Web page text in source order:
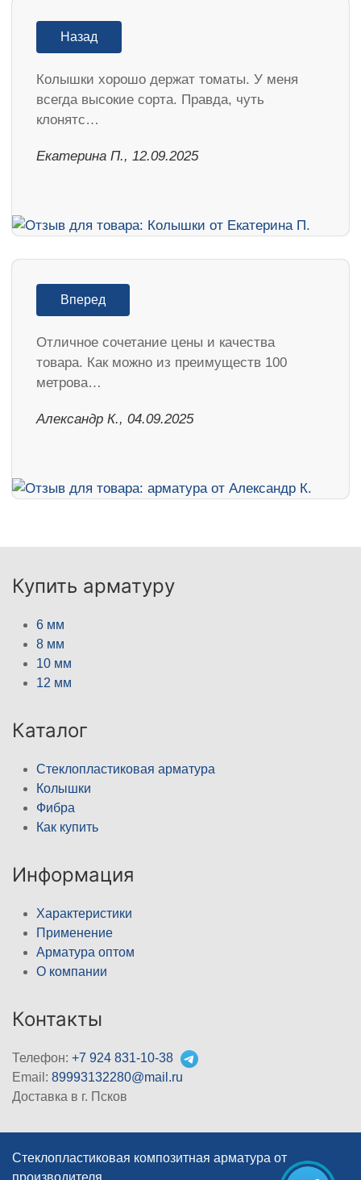
Назад
Колышки хорошо держат томаты. У меня
всегда высокие сорта. Правда, чуть
клонятс…
Екатерина П., 12.09.2025
Вперед
Отличное сочетание цены и качества
товара. Как можно из преимуществ 100
метрова…
Александр К., 04.09.2025
Купить арматуру
6 мм
8 мм
10 мм
12 мм
Каталог
Стеклопластиковая арматура
Колышки
Фибра
Как купить
Информация
Характеристики
Применение
Арматура оптом
О компании
Контакты
Телефон: +7 924 831-10-38
Email: 89993132280@mail.ru
Доставка в г. Псков
Стеклопластиковая композитная арматура от
производителя